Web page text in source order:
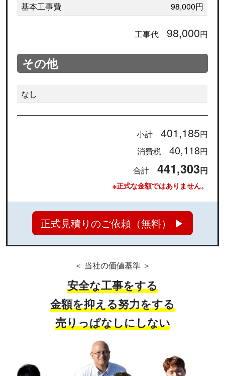
基本工事費 98,000円
工事代 98,000円
その他
なし
小計 401,185円
消費税 40,118円
合計 441,303円
※正式な金額ではありません。
正式見積りのご依頼（無料） ▶
＜ 当社の価値基準 ＞
安全な工事をする
金額を抑える努力をする
売りっぱなしにしない